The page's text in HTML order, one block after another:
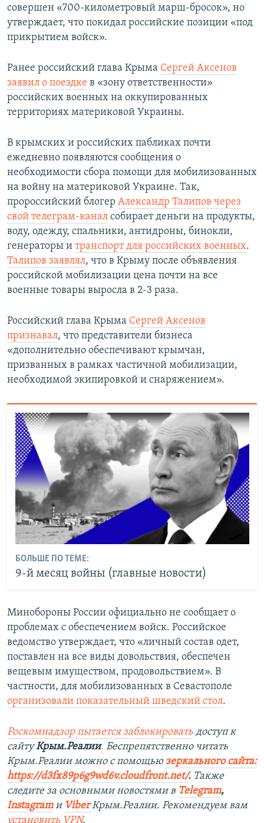
совершен «700-километровый марш-бросок», но
утверждает, что покидал российские позиции «под
прикрытием войск».
Ранее российский глава Крыма Сергей Аксенов
заявил о поездке в «зону ответственности»
российских военных на оккупированных
территориях материковой Украины.
В крымских и российских пабликах почти
ежедневно появляются сообщения о
необходимости сбора помощи для мобилизованных
на войну на материковой Украине. Так,
пророссийский блогер Александр Талипов через
cвой телеграм-канал собирает деньги на продукты,
воду, одежду, спальники, антидроны, бинокли,
генераторы и транспорт для российских военных.
Талипов заявлял, что в Крыму после объявления
российской мобилизации цена почти на все
военные товары выросла в 2-3 раза.
Российский глава Крыма Сергей Аксенов
признавал, что представители бизнеса
«дополнительно обеспечивают крымчан,
призванных в рамках частичной мобилизации,
необходимой экипировкой и снаряжением».
БОЛЬШЕ ПО ТЕМЕ:
9-й месяц войны (главные новости)
Минобороны России официально не сообщает о
проблемах с обеспечением войск. Российское
ведомство утверждает, что «личный состав одет,
поставлен на все виды довольствия, обеспечен
вещевым имуществом, продовольствием». В
частности, для мобилизованных в Севастополе
организовали показательный шведский стол.
Роскомнадзор пытается заблокировать доступ к
сайтуКрым.Реалии. Беспрепятственно читать
Крым.Реалии можно с помощью зеркального сайта:
https://d3fx89p6g9wd6v.cloudfront.net/. ​ Также
следите за основными новостями в Telegram,
Instagram и ViberКрым.Реалии. Рекомендуем вам
установить VPN.